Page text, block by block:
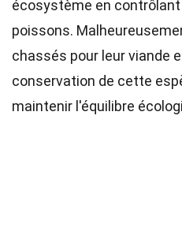
écosystème en
poissons.
chassés pour leur viande
conservation de cette
maintenir l'équilibre